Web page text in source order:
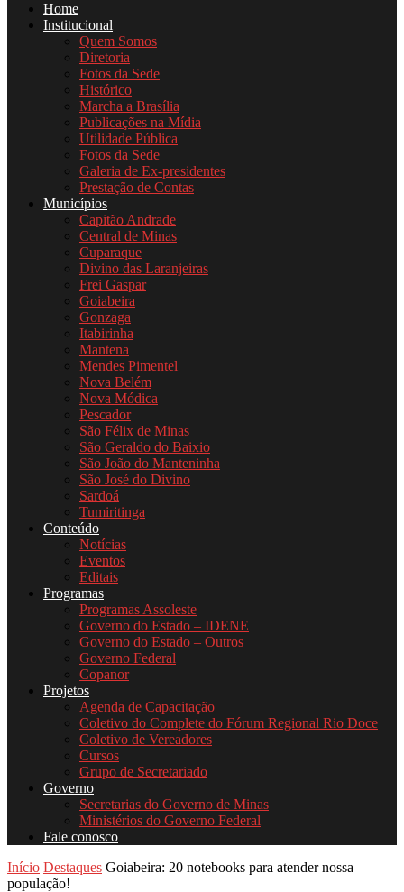
Home
Institucional
Quem Somos
Diretoria
Fotos da Sede
Histórico
Marcha a Brasília
Publicações na Mídia
Utilidade Pública
Fotos da Sede
Galeria de Ex-presidentes
Prestação de Contas
Municípios
Capitão Andrade
Central de Minas
Cuparaque
Divino das Laranjeiras
Frei Gaspar
Goiabeira
Gonzaga
Itabirinha
Mantena
Mendes Pimentel
Nova Belém
Nova Módica
Pescador
São Félix de Minas
São Geraldo do Baixio
São João do Manteninha
São José do Divino
Sardoá
Tumiritinga
Conteúdo
Notícias
Eventos
Editais
Programas
Programas Assoleste
Governo do Estado – IDENE
Governo do Estado – Outros
Governo Federal
Copanor
Projetos
Agenda de Capacitação
Coletivo do Complete do Fórum Regional Rio Doce
Coletivo de Vereadores
Cursos
Grupo de Secretariado
Governo
Secretarias do Governo de Minas
Ministérios do Governo Federal
Fale conosco
Início Destaques Goiabeira: 20 notebooks para atender nossa
população!